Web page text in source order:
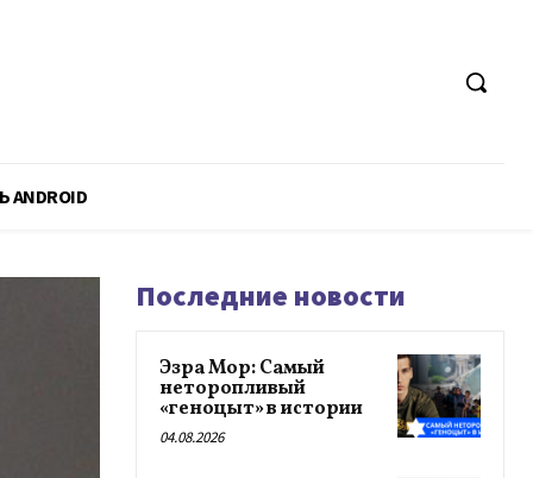
ANDROID
Последние новости
Эзра Мор: Самый
неторопливый
«геноцыт» в истории
04.08.2026